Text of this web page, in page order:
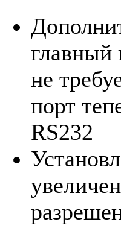
главный
не
порт
RS232